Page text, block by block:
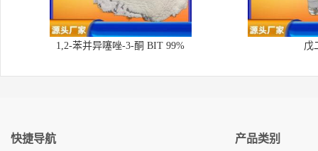
1,2-苯并异噻唑-3-酮 BIT 99% 戊
快捷导航 产品类别